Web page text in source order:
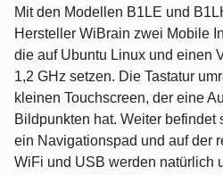
Mit den Modellen B1LE und
Hersteller WiBrain zwei Mobile
die auf Ubuntu Linux und einen
1,2 GHz setzen. Die Tastatur
kleinen Touchscreen, der eine
Bildpunkten hat. Weiter befindet
ein Navigationspad und auf der
WiFi und USB werden natürlich